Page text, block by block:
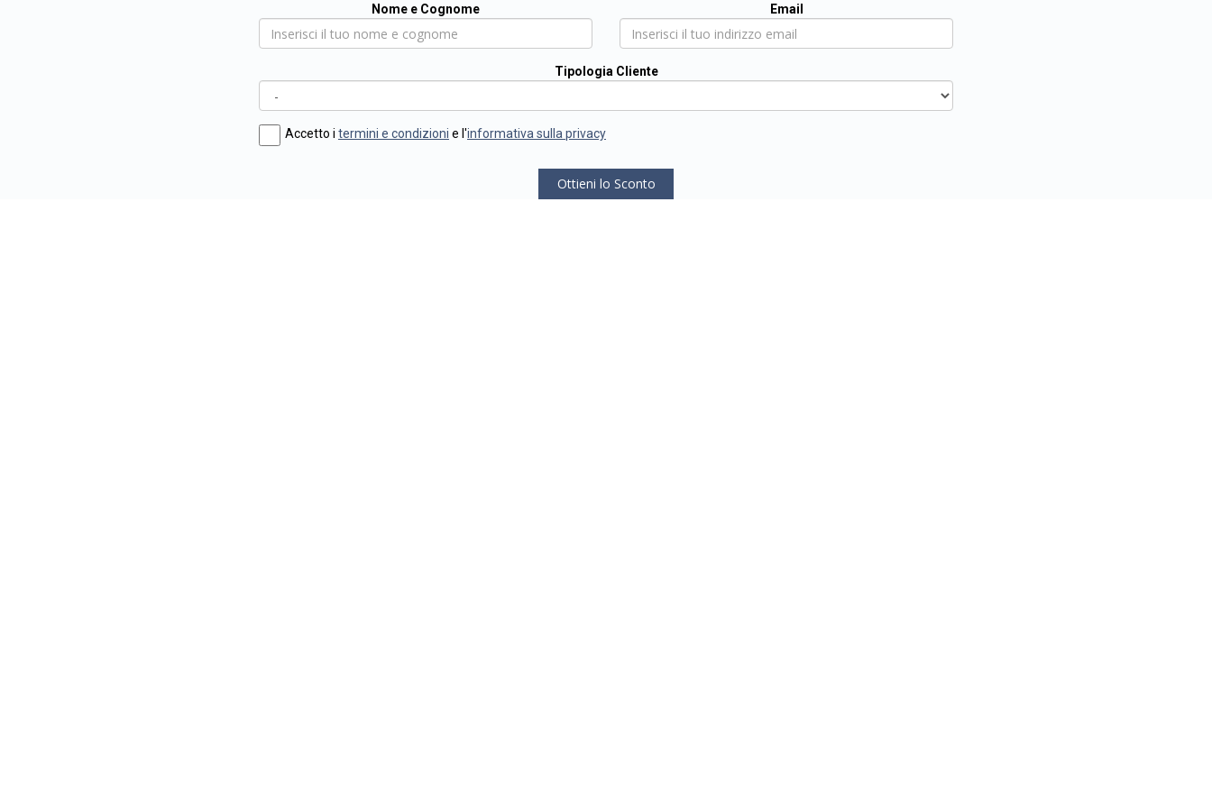
Nome e Cognome Email
Tipologia Cliente
Accetto i termini e condizioni e l'informativa sulla privacy
Ottieni lo Sconto